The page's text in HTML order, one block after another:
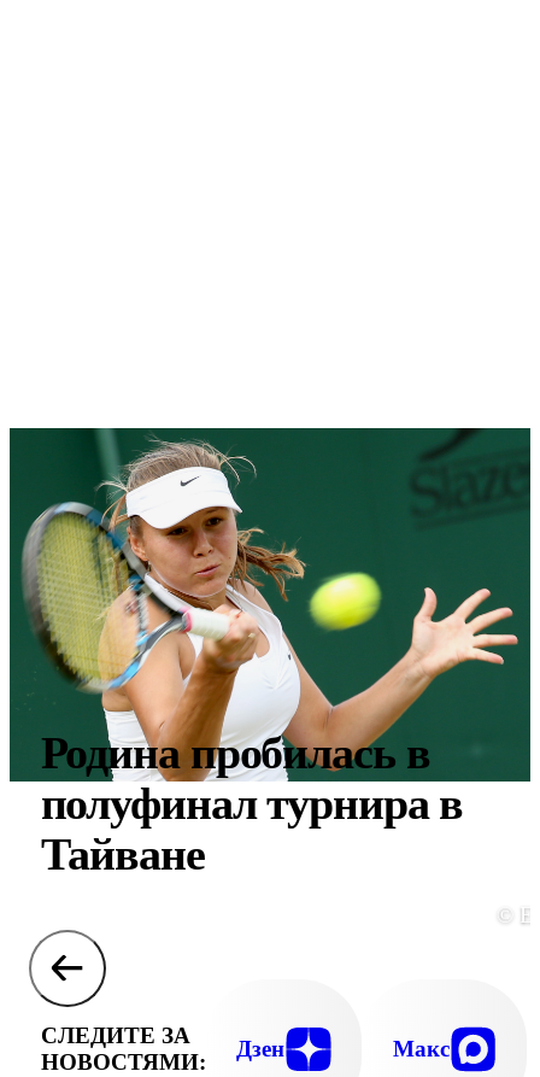
Родина пробилась в
полуфинал турнира в
Тайване
©
СЛЕДИТЕ ЗА
НОВОСТЯМИ:
Дзен Макс